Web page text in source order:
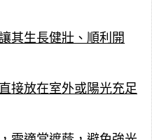
其生長健壯、順利開
接放在室外或陽光充足